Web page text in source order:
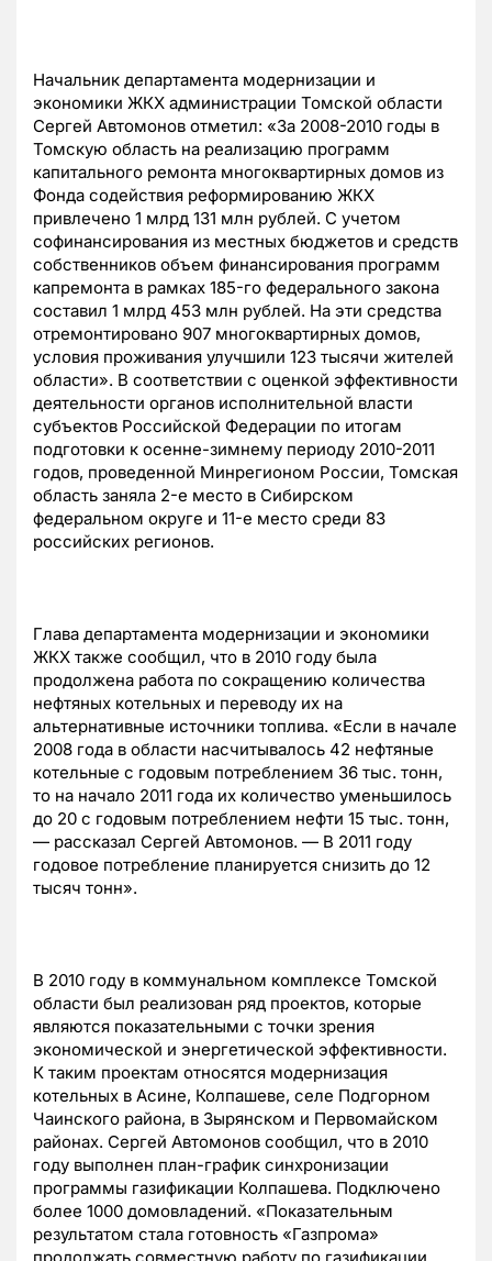
Начальник департамента модернизации и
экономики ЖКХ администрации Томской области
Сергей Автомонов отметил: «За 2008-2010 годы в
Томскую область на реализацию программ
капитального ремонта многоквартирных домов из
Фонда содействия реформированию ЖКХ
привлечено 1 млрд 131 млн рублей. С учетом
софинансирования из местных бюджетов и средств
собственников объем финансирования программ
капремонта в рамках 185-го федерального закона
составил 1 млрд 453 млн рублей. На эти средства
отремонтировано 907 многоквартирных домов,
условия проживания улучшили 123 тысячи жителей
области». В соответствии с оценкой эффективности
деятельности органов исполнительной власти
субъектов Российской Федерации по итогам
подготовки к осенне-зимнему периоду 2010-2011
годов, проведенной Минрегионом России, Томская
область заняла 2-е место в Сибирском
федеральном округе и 11-е место среди 83
российских регионов.
Глава департамента модернизации и экономики
ЖКХ также сообщил, что в 2010 году была
продолжена работа по сокращению количества
нефтяных котельных и переводу их на
альтернативные источники топлива. «Если в начале
2008 года в области насчитывалось 42 нефтяные
котельные с годовым потреблением 36 тыс. тонн,
то на начало 2011 года их количество уменьшилось
до 20 с годовым потреблением нефти 15 тыс. тонн,
— рассказал Сергей Автомонов. — В 2011 году
годовое потребление планируется снизить до 12
тысяч тонн».
В 2010 году в коммунальном комплексе Томской
области был реализован ряд проектов, которые
являются показательными с точки зрения
экономической и энергетической эффективности.
К таким проектам относятся модернизация
котельных в Асине, Колпашеве, селе Подгорном
Чаинского района, в Зырянском и Первомайском
районах. Сергей Автомонов сообщил, что в 2010
году выполнен план-график синхронизации
программы газификации Колпашева. Подключено
более 1000 домовладений. «Показательным
результатом стала готовность «Газпрома»